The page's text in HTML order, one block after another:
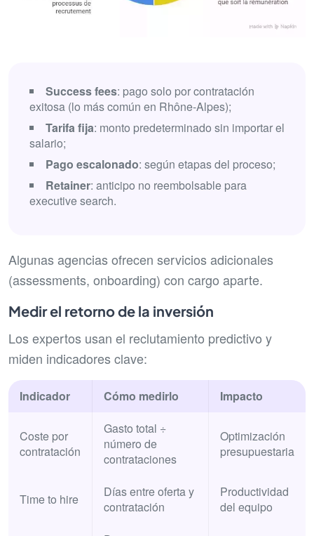
Success fees: pago solo por contratación
exitosa (lo más común en Rhône-Alpes);
Tarifa fija: monto predeterminado sin importar el
salario;
Pago escalonado: según etapas del proceso;
Retainer: anticipo no reembolsable para
executive search.
Algunas agencias ofrecen servicios adicionales
(assessments, onboarding) con cargo aparte.
Medir el retorno de la inversión
Los expertos usan el reclutamiento predictivo y
miden indicadores clave:
Indicador Cómo medirlo Impacto
Coste por
contratación
Gasto total ÷
número de
contrataciones
Optimización
presupuestaria
Time to hire
Días entre oferta y
contratación
Productividad
del equipo